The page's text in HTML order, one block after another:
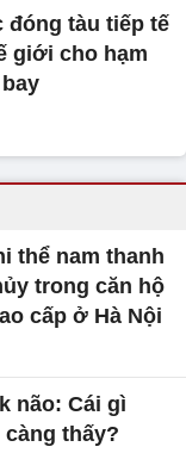
đóng tàu tiếp tế
giới cho hạm
thể nam thanh
trong căn hộ
cấp ở Hà Nội
não: Cái gì
thấy?